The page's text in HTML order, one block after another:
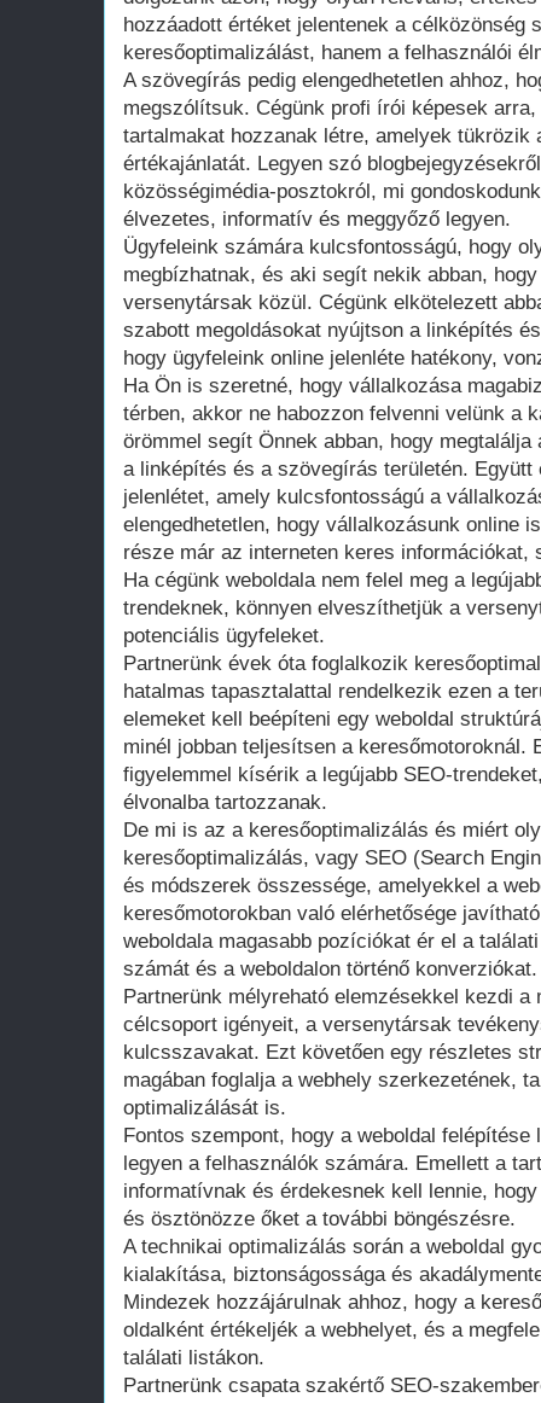
hozzáadott értéket jelentenek a célközönség
keresőoptimalizálást, hanem a felhasználói
A szövegírás pedig elengedhetetlen ahhoz,
megszólítsuk. Cégünk profi írói képesek
tartalmakat hozzanak létre, amelyek tükrözik
értékajánlatát. Legyen szó
közösségimédia-posztokról, mi
élvezetes, informatív és meggyőző legyen.
Ügyfeleink számára kulcsfontosságú, hogy
megbízhatnak, és aki segít nekik abban,
versenytársak közül. Cégünk elkötelezett
szabott megoldásokat nyújtson a linképítés
hogy ügyfeleink online jelenléte hatékony,
Ha Ön is szeretné, hogy vállalkozása
térben, akkor ne habozzon felvenni velünk a
örömmel segít Önnek abban, hogy megtalálja
a linképítés és a szövegírás területén.
jelenlétet, amely kulcsfontosságú a
elengedhetetlen, hogy vállalkozásunk online
része már az interneten keres információkat,
Ha cégünk weboldala nem felel meg a
trendeknek, könnyen elveszíthetjük a
potenciális ügyfeleket.
Partnerünk évek óta foglalkozik
hatalmas tapasztalattal rendelkezik ezen a
elemeket kell beépíteni egy weboldal
minél jobban teljesítsen a keresőmotoroknál.
figyelemmel kísérik a legújabb SEO-
élvonalba tartozzanak.
De mi is az a keresőoptimalizálás és miért
keresőoptimalizálás, vagy SEO (Search
és módszerek összessége, amelyekkel a
keresőmotorokban való elérhetősége
weboldala magasabb pozíciókat ér el a
számát és a weboldalon történő konverziókat.
Partnerünk mélyreható elemzésekkel kezdi a
célcsoport igényeit, a versenytársak
kulcsszavakat. Ezt követően egy részletes
magában foglalja a webhely szerkezetének,
optimalizálását is.
Fontos szempont, hogy a weboldal
legyen a felhasználók számára. Emellett a
informatívnak és érdekesnek kell lennie,
és ösztönözze őket a további böngészésre.
A technikai optimalizálás során a weboldal
kialakítása, biztonságossága és
Mindezek hozzájárulnak ahhoz, hogy a
oldalként értékeljék a webhelyet, és a
találati listákon.
Partnerünk csapata szakértő SEO-